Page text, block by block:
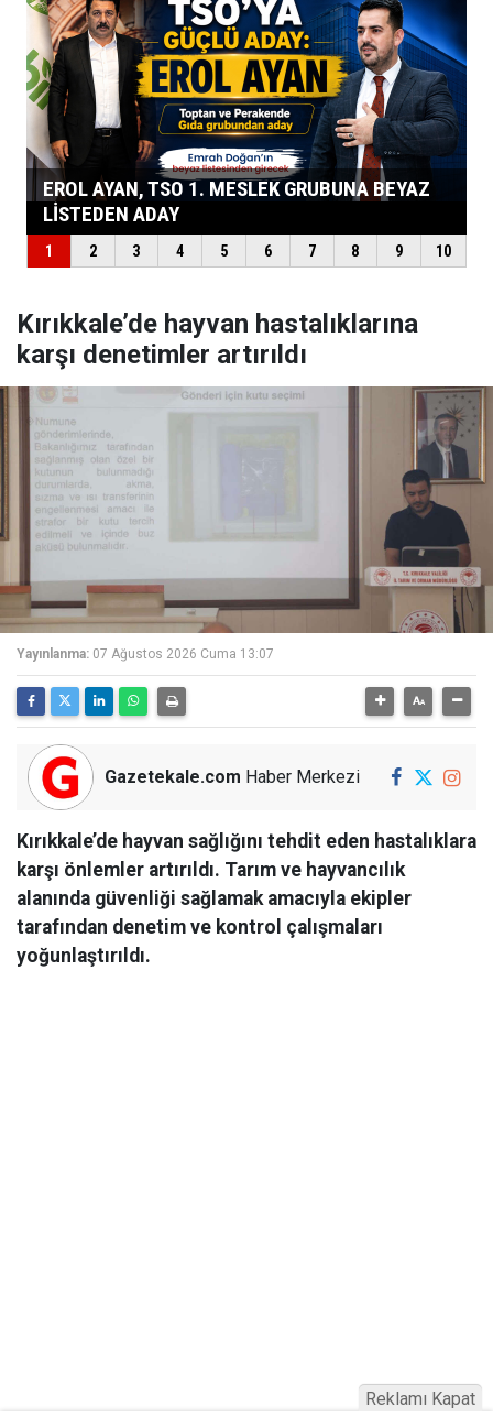
Kırıkkale’de hayvan hastalıklarına
karşı denetimler artırıldı
Yayınlanma: 07 Ağustos 2026 Cuma 13:07
Gazetekale.com Haber Merkezi
Kırıkkale’de hayvan sağlığını tehdit eden hastalıklara
karşı önlemler artırıldı. Tarım ve hayvancılık
alanında güvenliği sağlamak amacıyla ekipler
tarafından denetim ve kontrol çalışmaları
yoğunlaştırıldı.
Reklamı Kapat